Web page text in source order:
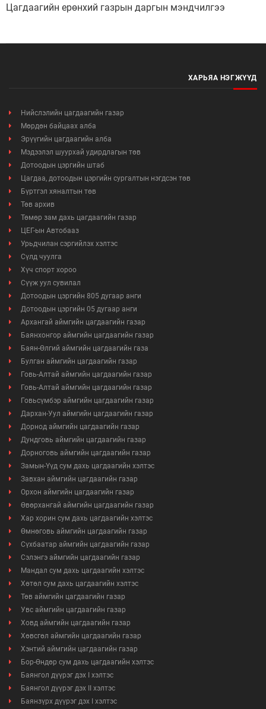
Цагдаагийн ерөнхий газрын даргын мэндчилгээ
ХАРЬЯА НЭГЖҮҮД
Нийслэлийн цагдаагийн газар
Мөрдөн байцаах алба
Эрүүгийн цагдаагийн алба
Мэдээлэл шуурхай удирдлагын төв
Дотоодын цэргийн штаб
Цагдаа, дотоодын цэргийн сургалтын нэгдсэн төв
Бүртгэл хяналтын төв
Төв архив
Төмөр зам дахь цагдаагийн газар
ЦЕГ-ын Автобааз
Урьдчилан сэргийлэх хэлтэс
Сүлд чуулга
Хүч спорт хороо
Сүүж уул сувилал
Дотоодын цэргийн 805 дугаар анги
Дотоодын цэргийн 05 дугаар анги
Архангай аймгийн цагдаагийн газар
Баянхонгор аймгийн цагдаагийн газар
Баян-Өлгий аймгийн цагдаагийн газа
Булган аймгийн цагдаагийн газар
Говь-Алтай аймгийн цагдаагийн газар
Говь-Алтай аймгийн цагдаагийн газар
Говьсүмбэр аймгийн цагдаагийн газар
Дархан-Уул аймгийн цагдаагийн газар
Дорнод аймгийн цагдаагийн газар
Дундговь аймгийн цагдаагийн газар
Дорноговь аймгийн цагдаагийн газар
Замын-Үүд сум дахь цагдаагийн хэлтэс
Завхан аймгийн цагдаагийн газар
Орхон аймгийн цагдаагийн газар
Өвөрхангай аймгийн цагдаагийн газар
Хар хорин сум дахь цагдаагийн хэлтэс
Өмнөговь аймгийн цагдаагийн газар
Сүхбаатар аймгийн цагдаагийн газар
Сэлэнгэ аймгийн цагдаагийн газар
Мандал сум дахь цагдаагийн хэлтэс
Хөтөл сум дахь цагдаагийн хэлтэс
Төв аймгийн цагдаагийн газар
Увс аймгийн цагдаагийн газар
Ховд аймгийн цагдаагийн газар
Хөвсгөл аймгийн цагдаагийн газар
Хэнтий аймгийн цагдаагийн газар
Бор-Өндөр сум дахь цагдаагийн хэлтэс
Баянгол дүүрэг дэх I хэлтэс
Баянгол дүүрэг дэх II хэлтэс
Баянзүрх дүүрэг дэх I хэлтэс